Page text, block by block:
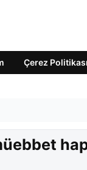
Çerez Politikası